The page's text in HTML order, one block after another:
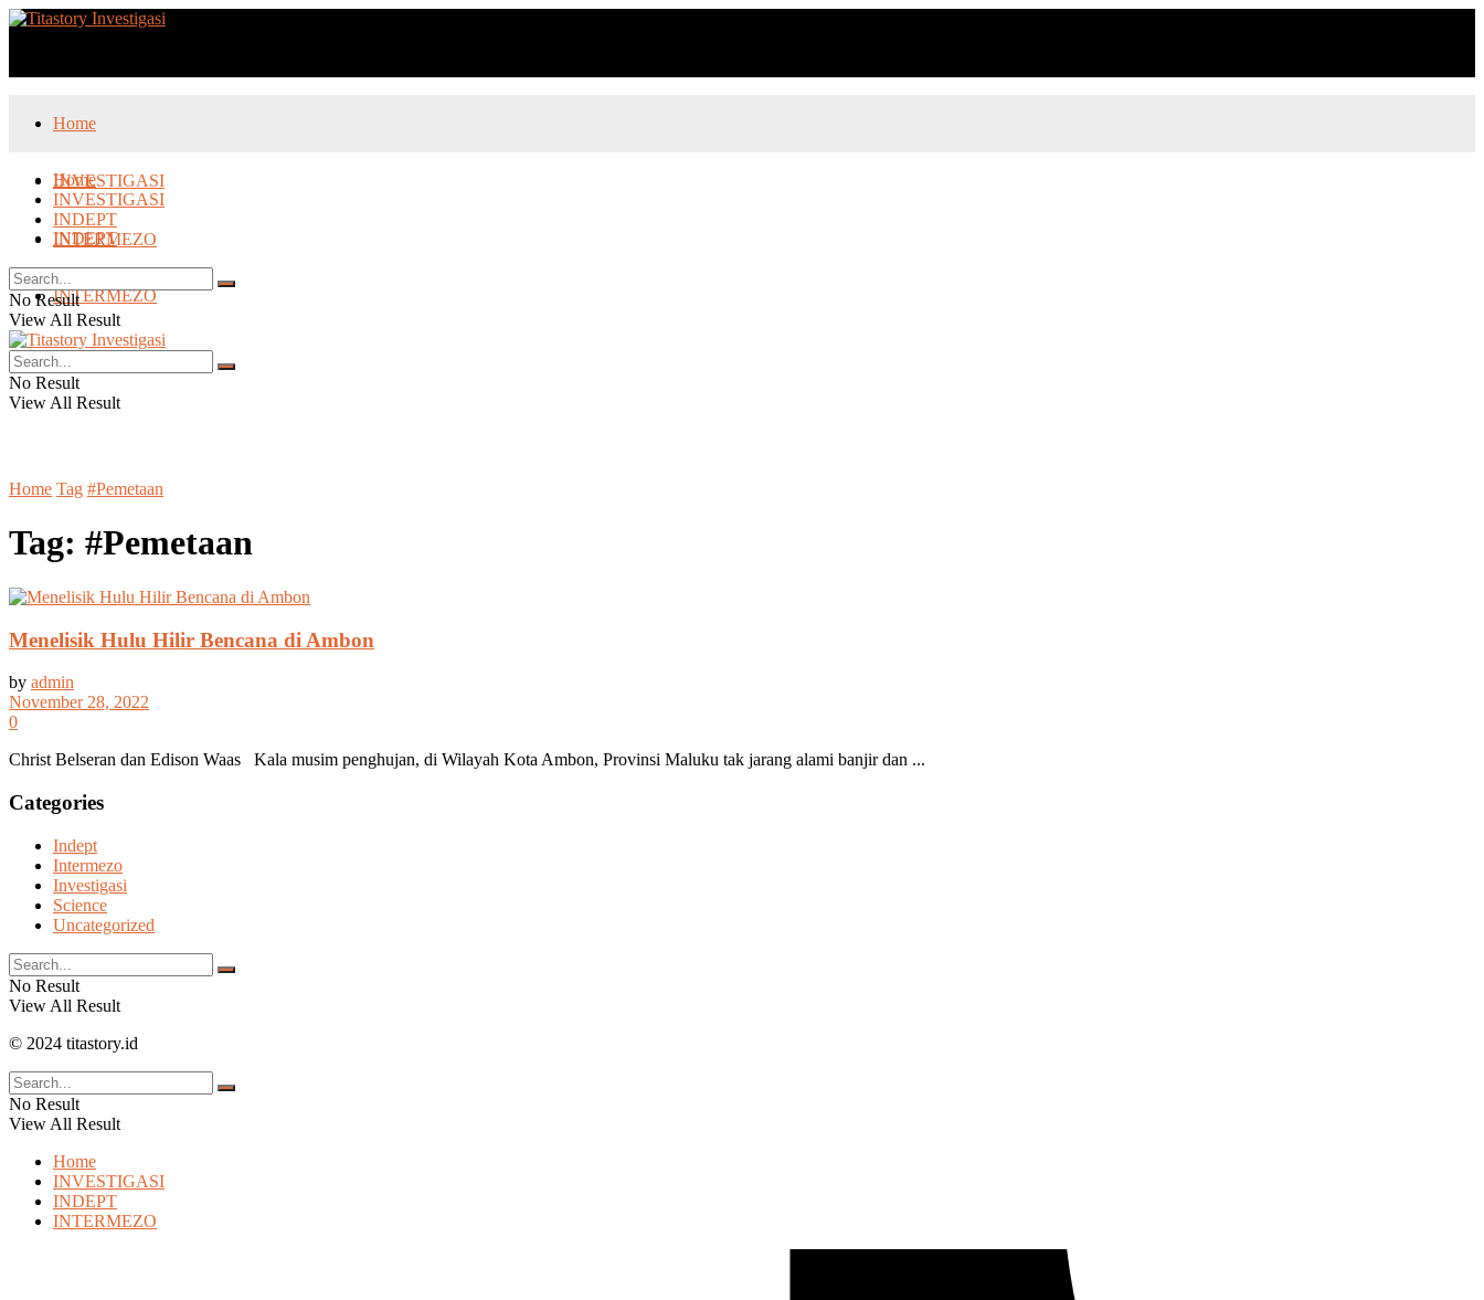
Home
INVESTIGASI
INDEPT
INTERMEZO
Home
INVESTIGASI
INDEPT
INTERMEZO
No Result
View All Result
No Result
View All Result
Home Tag #Pemetaan
Tag: #Pemetaan
Menelisik Hulu Hilir Bencana di Ambon
by admin
November 28, 2022
0
Christ Belseran dan Edison Waas Kala musim penghujan, di Wilayah Kota Ambon, Provinsi Maluku tak jarang alami banjir dan ...
Categories
Indept
Intermezo
Investigasi
Science
Uncategorized
No Result
View All Result
© 2024 titastory.id
No Result
View All Result
Home
INVESTIGASI
INDEPT
INTERMEZO